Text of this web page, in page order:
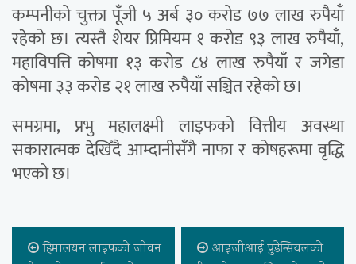
कम्पनीको चुक्ता पूँजी ५ अर्ब ३० करोड ७७ लाख रुपैयाँ
रहेको छ। त्यस्तै शेयर प्रिमियम १ करोड ९३ लाख रुपैयाँ,
महाविपत्ति कोषमा १३ करोड ८४ लाख रुपैयाँ र जगेडा
कोषमा ३३ करोड २१ लाख रुपैयाँ सञ्चित रहेको छ।
समग्रमा, प्रभु महालक्ष्मी लाइफको वित्तीय अवस्था
सकारात्मक देखिँदै आम्दानीसँगै नाफा र कोषहरूमा वृद्धि
भएको छ।
हिमालयन लाइफको जीवन
आइजीआई प्रुडेन्सियलको